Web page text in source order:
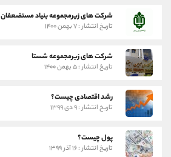
شرکت های زیرمجموعه بنیاد مستضعفان
تاریخ انتشار : ۷ بهمن ۱۴۰۰
شرکت های زیرمجموعه شستا
تاریخ انتشار : ۵ بهمن ۱۴۰۰
رشد اقتصادی چیست؟
تاریخ انتشار : ۹ دی ۱۳۹۹
پول چیست؟
تاریخ انتشار : ۱۶ آذر ۱۳۹۹